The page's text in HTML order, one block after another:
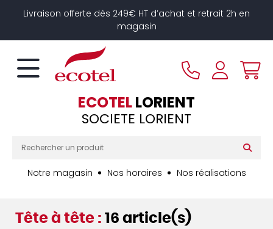
Livraison offerte dès 249€ HT d’achat et retrait 2h en
magasin
ECOTELLORIENT
SOCIETE LORIENT
Notre magasin Nos horaires Nos réalisations
Tête à tête : 16 article(s)
Panneau de gestion des cookies